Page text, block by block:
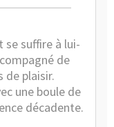
se suffire à lui-
de
de plaisir.
une boule de
décadente.